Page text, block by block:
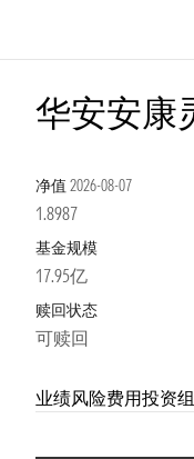
华安安康
净值 2026-08-07
1.8987
基金规模
17.95亿
赎回状态
可赎回
业绩风险费用投资